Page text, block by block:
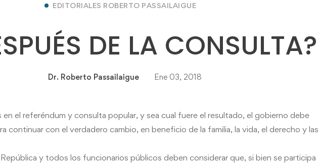
EDITORIALES ROBERTO PASSAILAIGUE
DE LA CONSULTA?
Dr. Roberto Passailaigue Ene 03, 2018
en el referéndum y consulta popular, y sea cual fuere el resultado, el gobierno debe
continuar con el verdadero cambio, en beneficio de la familia, la vida, el derecho y las
y todos los funcionarios públicos deben considerar que, si bien se participa